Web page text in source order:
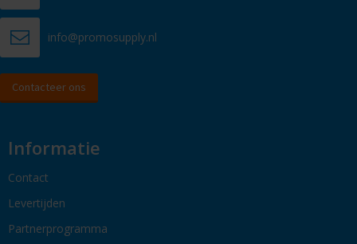
info@promosupply.nl
Contacteer ons
Informatie
Contact
Levertijden
Partnerprogramma